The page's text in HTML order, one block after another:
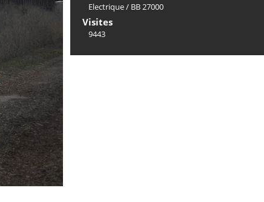
Electrique/ BB 27000
Visites
9443